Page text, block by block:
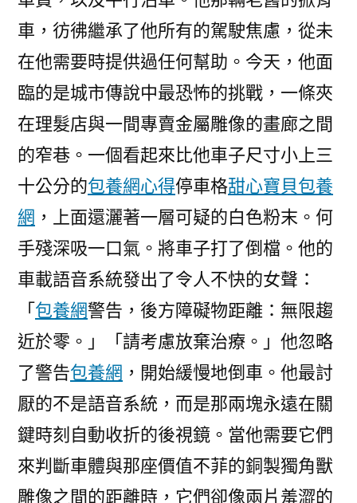
車，彷彿繼承了他所有的駕駛焦慮，從未
在他需要時提供過任何幫助。今天，他面
臨的是城市傳說中最恐怖的挑戰，一條夾
在理髮店與一間專賣金屬雕像的畫廊之間
的窄巷。一個看起來比他車子尺寸小上三
十公分的包養網心得停車格甜心寶貝包養
網 ，上面還灑著一層可疑的白色粉末。何
手殘深吸一口氣。將車子打了倒檔。他的
車載語音系統發出了令人不快的女聲：
「包養網警告，後方障礙物距離：無限趨
近於零。」「請考慮放棄治療。」他忽略
了警告包養網 ，開始緩慢地倒車。他最討
厭的不是語音系統，而是那兩塊永遠在關
鍵時刻自動收折的後視鏡。當他需要它們
來判斷車體與那座價值不菲的銅製獨角獸
雕像之間的距離時，它們卻像兩片羞澀的